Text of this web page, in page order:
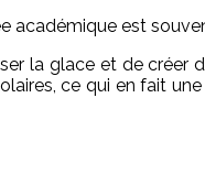
académique est
la glace et de
ce qui en fait